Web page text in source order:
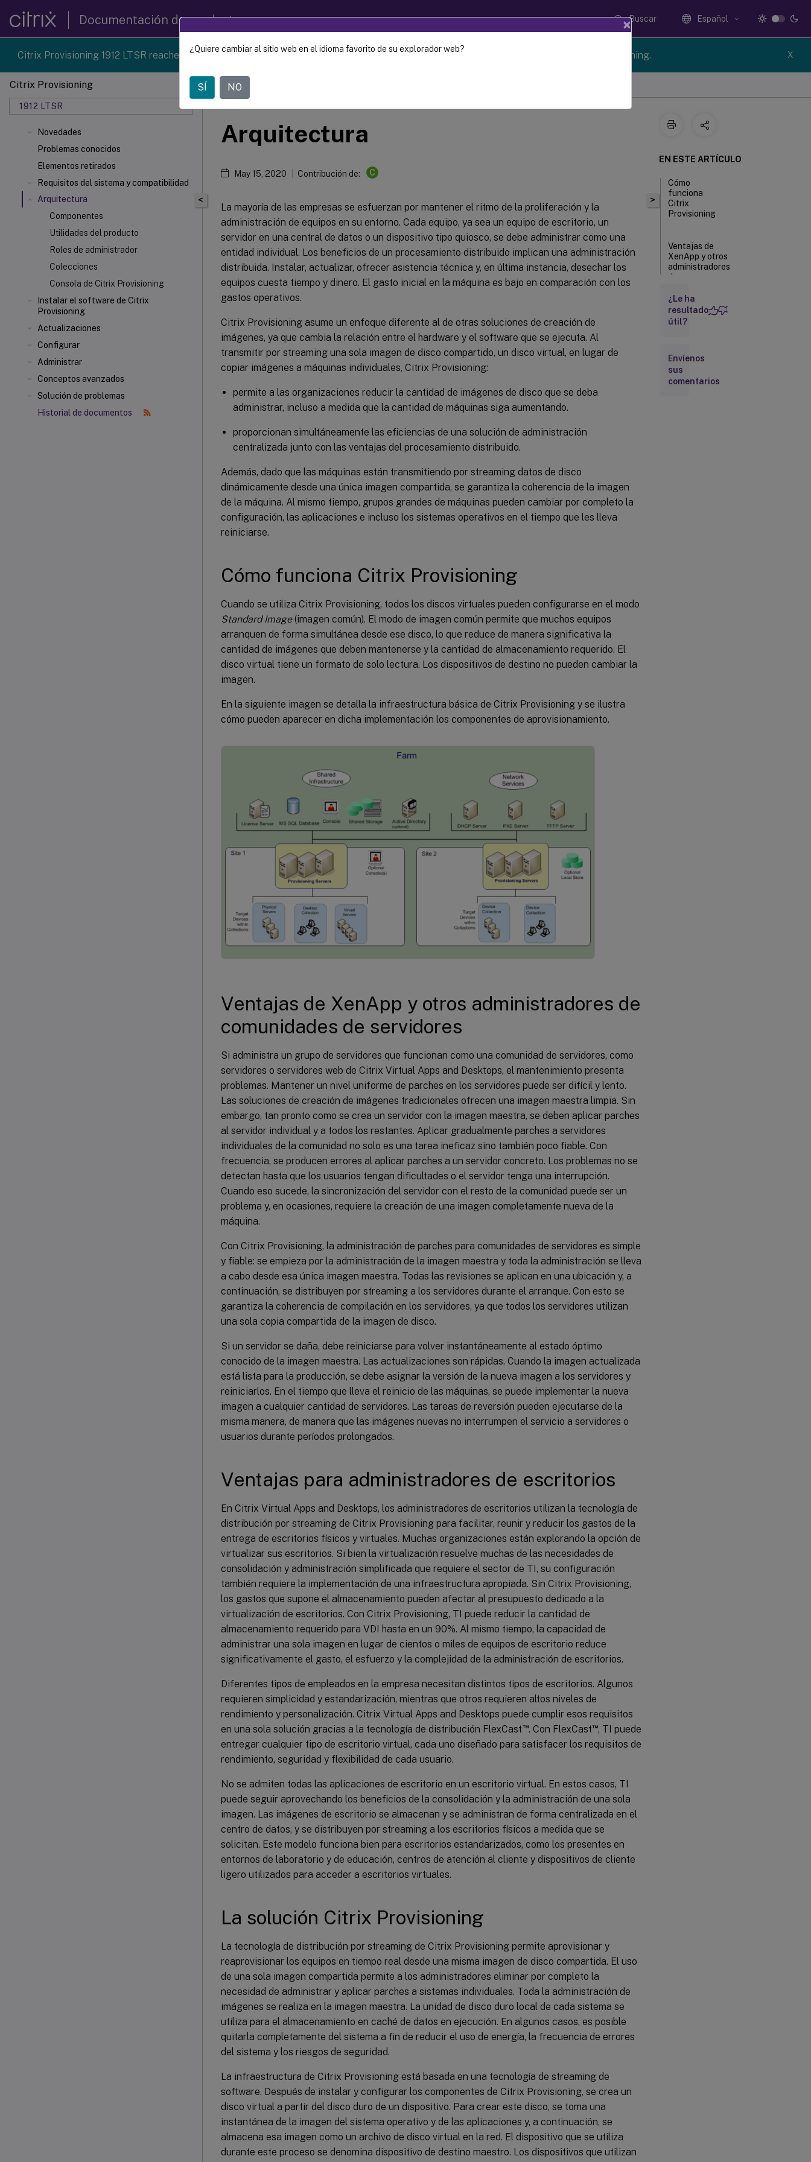
Documentación de productos Buscar Español
Citrix Provisioning 1912 LTSR reached end-of-life on 18-Dec-2024. It is recommended that you upgrade to a newer version of Citrix Provisioning. X
Citrix Provisioning
1912 LTSR
Novedades
Problemas conocidos
Elementos retirados
Requisitos del sistema y compatibilidad
Arquitectura
Componentes
Utilidades del producto
Roles de administrador
Colecciones
Consola de Citrix Provisioning
Instalar el software de Citrix
Provisioning
Actualizaciones
Configurar
Administrar
Conceptos avanzados
Solución de problemas
Historial de documentos
<
Arquitectura
May 15, 2020 Contribución de: C
La mayoría de las empresas se esfuerzan por mantener el ritmo de la proliferación y la
administración de equipos en su entorno. Cada equipo, ya sea un equipo de escritorio, un
servidor en una central de datos o un dispositivo tipo quiosco, se debe administrar como una
entidad individual. Los beneficios de un procesamiento distribuido implican una administración
distribuida. Instalar, actualizar, ofrecer asistencia técnica y, en última instancia, desechar los
equipos cuesta tiempo y dinero. El gasto inicial en la máquina es bajo en comparación con los
gastos operativos.
Citrix Provisioning asume un enfoque diferente al de otras soluciones de creación de
imágenes, ya que cambia la relación entre el hardware y el software que se ejecuta. Al
transmitir por streaming una sola imagen de disco compartido, un disco virtual, en lugar de
copiar imágenes a máquinas individuales, Citrix Provisioning:
permite a las organizaciones reducir la cantidad de imágenes de disco que se deba
administrar, incluso a medida que la cantidad de máquinas siga aumentando.
proporcionan simultáneamente las eficiencias de una solución de administración
centralizada junto con las ventajas del procesamiento distribuido.
Además, dado que las máquinas están transmitiendo por streaming datos de disco
dinámicamente desde una única imagen compartida, se garantiza la coherencia de la imagen
de la máquina. Al mismo tiempo, grupos grandes de máquinas pueden cambiar por completo la
configuración, las aplicaciones e incluso los sistemas operativos en el tiempo que les lleva
reiniciarse.
Cómo funciona Citrix Provisioning
Cuando se utiliza Citrix Provisioning, todos los discos virtuales pueden configurarse en el modo
Standard Image(imagen común). El modo de imagen común permite que muchos equipos
arranquen de forma simultánea desde ese disco, lo que reduce de manera significativa la
cantidad de imágenes que deben mantenerse y la cantidad de almacenamiento requerido. El
disco virtual tiene un formato de solo lectura. Los dispositivos de destino no pueden cambiar la
imagen.
En la siguiente imagen se detalla la infraestructura básica de Citrix Provisioning y se ilustra
cómo pueden aparecer en dicha implementación los componentes de aprovisionamiento.
Ventajas de XenApp y otros administradores de
comunidades de servidores
Si administra un grupo de servidores que funcionan como una comunidad de servidores, como
servidores o servidores web de Citrix Virtual Apps and Desktops, el mantenimiento presenta
problemas. Mantener un nivel uniforme de parches en los servidores puede ser difícil y lento.
Las soluciones de creación de imágenes tradicionales ofrecen una imagen maestra limpia. Sin
embargo, tan pronto como se crea un servidor con la imagen maestra, se deben aplicar parches
al servidor individual y a todos los restantes. Aplicar gradualmente parches a servidores
individuales de la comunidad no solo es una tarea ineficaz sino también poco fiable. Con
frecuencia, se producen errores al aplicar parches a un servidor concreto. Los problemas no se
detectan hasta que los usuarios tengan dificultades o el servidor tenga una interrupción.
Cuando eso sucede, la sincronización del servidor con el resto de la comunidad puede ser un
problema y, en ocasiones, requiere la creación de una imagen completamente nueva de la
máquina.
Con Citrix Provisioning, la administración de parches para comunidades de servidores es simple
y fiable: se empieza por la administración de la imagen maestra y toda la administración se lleva
a cabo desde esa única imagen maestra. Todas las revisiones se aplican en una ubicación y, a
continuación, se distribuyen por streaming a los servidores durante el arranque. Con esto se
garantiza la coherencia de compilación en los servidores, ya que todos los servidores utilizan
una sola copia compartida de la imagen de disco.
Si un servidor se daña, debe reiniciarse para volver instantáneamente al estado óptimo
conocido de la imagen maestra. Las actualizaciones son rápidas. Cuando la imagen actualizada
está lista para la producción, se debe asignar la versión de la nueva imagen a los servidores y
reiniciarlos. En el tiempo que lleva el reinicio de las máquinas, se puede implementar la nueva
imagen a cualquier cantidad de servidores. Las tareas de reversión pueden ejecutarse de la
misma manera, de manera que las imágenes nuevas no interrumpen el servicio a servidores o
usuarios durante períodos prolongados.
Ventajas para administradores de escritorios
En Citrix Virtual Apps and Desktops, los administradores de escritorios utilizan la tecnología de
distribución por streaming de Citrix Provisioning para facilitar, reunir y reducir los gastos de la
entrega de escritorios físicos y virtuales. Muchas organizaciones están explorando la opción de
virtualizar sus escritorios. Si bien la virtualización resuelve muchas de las necesidades de
consolidación y administración simplificada que requiere el sector de TI, su configuración
también requiere la implementación de una infraestructura apropiada. Sin Citrix Provisioning,
los gastos que supone el almacenamiento pueden afectar al presupuesto dedicado a la
virtualización de escritorios. Con Citrix Provisioning, TI puede reducir la cantidad de
almacenamiento requerido para VDI hasta en un 90%. Al mismo tiempo, la capacidad de
administrar una sola imagen en lugar de cientos o miles de equipos de escritorio reduce
significativamente el gasto, el esfuerzo y la complejidad de la administración de escritorios.
Diferentes tipos de empleados en la empresa necesitan distintos tipos de escritorios. Algunos
requieren simplicidad y estandarización, mientras que otros requieren altos niveles de
rendimiento y personalización. Citrix Virtual Apps and Desktops puede cumplir esos requisitos
en una sola solución gracias a la tecnología de distribución FlexCast™. Con FlexCast™, TI puede
entregar cualquier tipo de escritorio virtual, cada uno diseñado para satisfacer los requisitos de
rendimiento, seguridad y flexibilidad de cada usuario.
No se admiten todas las aplicaciones de escritorio en un escritorio virtual. En estos casos, TI
puede seguir aprovechando los beneficios de la consolidación y la administración de una sola
imagen. Las imágenes de escritorio se almacenan y se administran de forma centralizada en el
centro de datos, y se distribuyen por streaming a los escritorios físicos a medida que se
solicitan. Este modelo funciona bien para escritorios estandarizados, como los presentes en
entornos de laboratorio y de educación, centros de atención al cliente y dispositivos de cliente
ligero utilizados para acceder a escritorios virtuales.
La solución Citrix Provisioning
La tecnología de distribución por streaming de Citrix Provisioning permite aprovisionar y
reaprovisionar los equipos en tiempo real desde una misma imagen de disco compartida. El uso
de una sola imagen compartida permite a los administradores eliminar por completo la
necesidad de administrar y aplicar parches a sistemas individuales. Toda la administración de
imágenes se realiza en la imagen maestra. La unidad de disco duro local de cada sistema se
utiliza para el almacenamiento en caché de datos en ejecución. En algunos casos, es posible
quitarla completamente del sistema a fin de reducir el uso de energía, la frecuencia de errores
del sistema y los riesgos de seguridad.
La infraestructura de Citrix Provisioning está basada en una tecnología de streaming de
software. Después de instalar y configurar los componentes de Citrix Provisioning, se crea un
disco virtual a partir del disco duro de un dispositivo. Para crear este disco, se toma una
instantánea de la imagen del sistema operativo y de las aplicaciones y, a continuación, se
almacena esa imagen como un archivo de disco virtual en la red. El dispositivo que se utiliza
durante este proceso se denomina dispositivo de destino maestro. Los dispositivos que utilizan
>
EN ESTE ARTÍCULO
Cómo
funciona
Citrix
Provisioning
Ventajas de
XenApp y otros
administradores
de
de servidores
La solución
¿Le ha
resultado
útil?
Envíenos
sus
comentarios
×
¿Quiere cambiar al sitio web en el idioma favorito de su explorador web?
SÍ NO